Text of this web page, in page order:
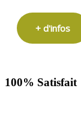
+ d'infos
100% Satisfait